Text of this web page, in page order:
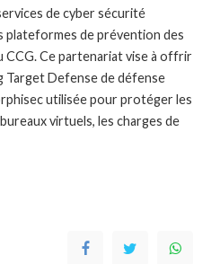
de cyber sécurité
de prévention des
CCG. Ce partenariat vise à offrir
Target Defense de défense
utilisée pour protéger les
virtuels, les charges de